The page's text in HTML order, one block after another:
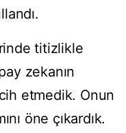
titizlikle
zekanın
etmedik. Onun
öne çıkardık.